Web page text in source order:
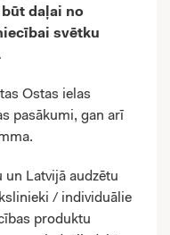
daļai no
svētku
Ostas ielas
pasākumi, gan arī
Latvijā audzētu
/ individuālie
produktu